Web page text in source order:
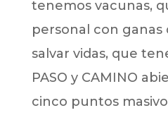
tenemos vacunas,
personal con ganas
salvar vidas, que
PASO y CAMINO
cinco puntos